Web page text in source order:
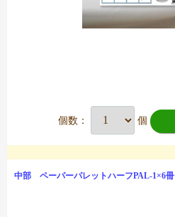
個数： 個
中部 ペーパーパレットハーフPAL-1×6冊